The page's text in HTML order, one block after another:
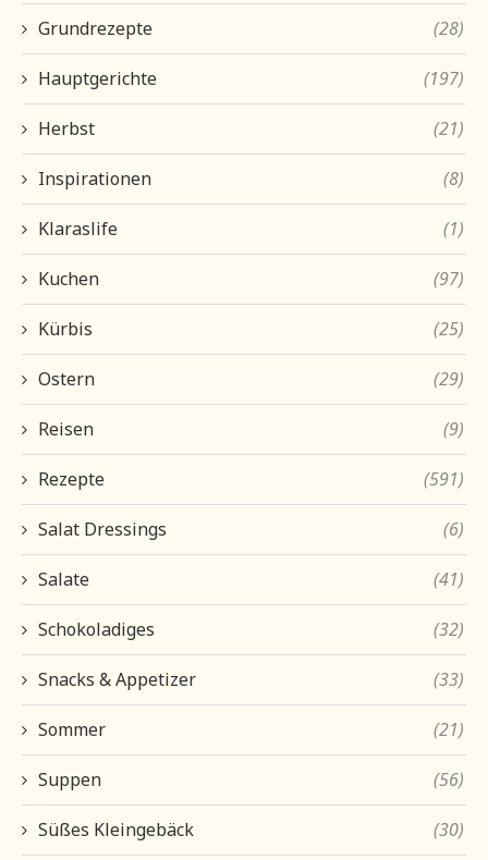
Grundrezepte (28)
Hauptgerichte (197)
Herbst (21)
Inspirationen (8)
Klaraslife (1)
Kuchen (97)
Kürbis (25)
Ostern (29)
Reisen (9)
Rezepte (591)
Salat Dressings (6)
Salate (41)
Schokoladiges (32)
Snacks & Appetizer (33)
Sommer (21)
Suppen (56)
Süßes Kleingebäck (30)